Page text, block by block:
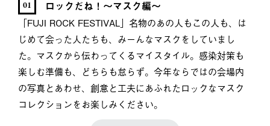
01 ロックだね！～マスク編～
「FUJI ROCK FESTIVAL」名物のあの人もこの人も、は
じめて会った人たちも、みーんなマスクをしていまし
た。マスクから伝わってくるマイスタイル。感染対策も
楽しむ準備も、どちらも怠らず。今年ならではの会場内
の写真とあわせ、創意と工夫にあふれたロックなマスク
コレクションをお楽しみください。